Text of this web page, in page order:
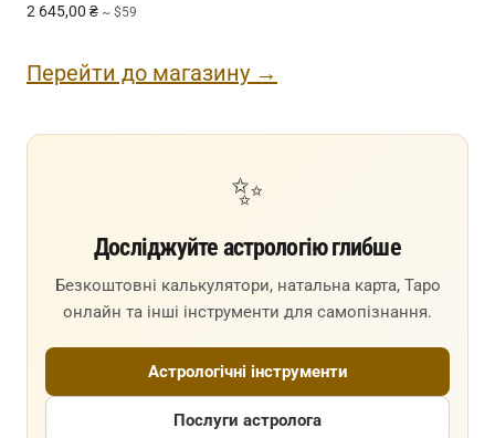
2 645,00 ₴ ~ $59
Перейти до магазину →
✨
Досліджуйте астрологію глибше
Безкоштовні калькулятори, натальна карта, Таро
онлайн та інші інструменти для самопізнання.
Астрологічні інструменти
Послуги астролога